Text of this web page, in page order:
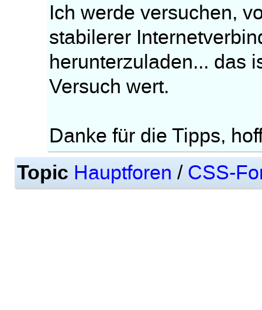
Ich werde versuchen,
stabilerer
herunterzuladen... das
Versuch wert.
Danke für die Tipps,
Topic Hauptforen / CSS-